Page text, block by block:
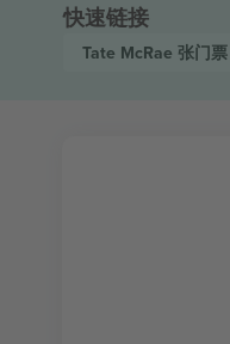
快速链接
Tate McRae 张门票